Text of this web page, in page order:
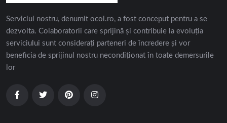
Serviciul nostru, denumit ocol.ro, a fost conceput pentru a se
dezvolta. Colaboratorii care sprijină și contribuie la evoluția
serviciului sunt considerați parteneri de încredere și vor
beneficia de sprijinul nostru necondiționat în toate demersurile
lor